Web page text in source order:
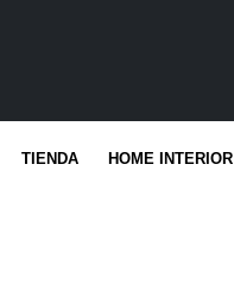
TIENDA HOME INTERIOR